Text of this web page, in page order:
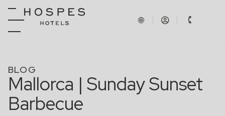
BLOG
Mallorca | Sunday Sunset
Barbecue